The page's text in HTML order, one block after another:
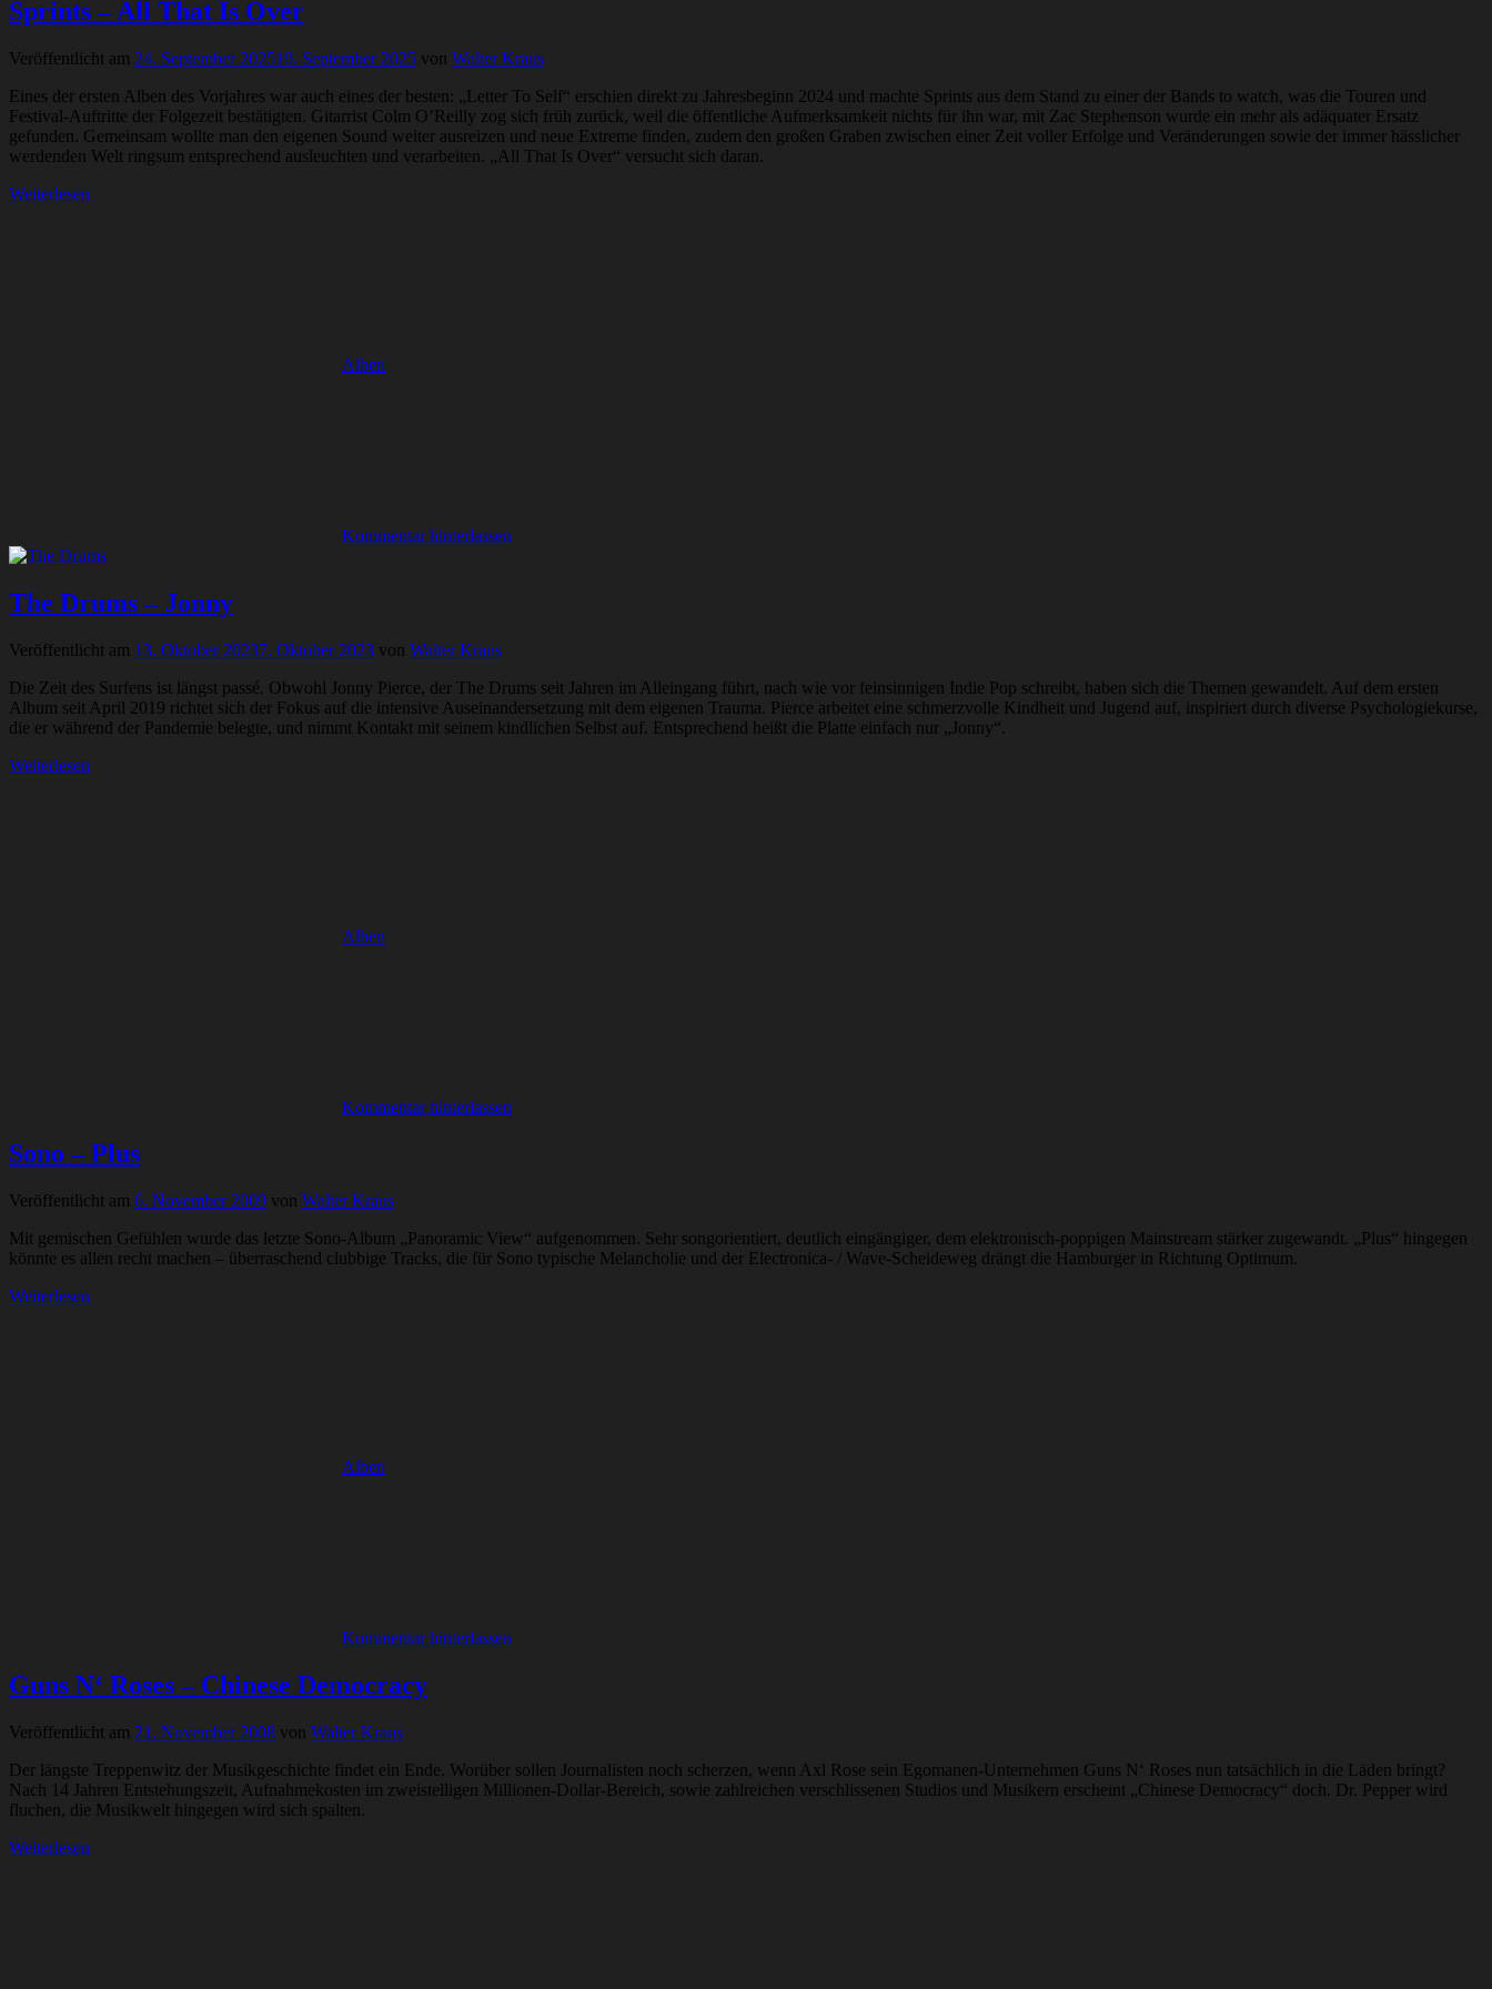
Sprints – All That Is Over
Veröffentlicht am 24. September 202519. September 2025 von Walter Kraus
Eines der ersten Alben des Vorjahres war auch eines der besten: „Letter To Self“ erschien direkt zu Jahresbeginn 2024 und machte Sprints aus dem Stand zu einer der Bands to watch, was die Touren und
Festival-Auftritte der Folgezeit bestätigten. Gitarrist Colm O’Reilly zog sich früh zurück, weil die öffentliche Aufmerksamkeit nichts für ihn war, mit Zac Stephenson wurde ein mehr als adäquater Ersatz
gefunden. Gemeinsam wollte man den eigenen Sound weiter ausreizen und neue Extreme finden, zudem den großen Graben zwischen einer Zeit voller Erfolge und Veränderungen sowie der immer hässlicher
werdenden Welt ringsum entsprechend ausleuchten und verarbeiten. „All That Is Over“ versucht sich daran.
Weiterlesen
Alben
Kommentar hinterlassen
The Drums – Jonny
Veröffentlicht am 13. Oktober 20237. Oktober 2023 von Walter Kraus
Die Zeit des Surfens ist längst passé. Obwohl Jonny Pierce, der The Drums seit Jahren im Alleingang führt, nach wie vor feinsinnigen Indie Pop schreibt, haben sich die Themen gewandelt. Auf dem ersten
Album seit April 2019 richtet sich der Fokus auf die intensive Auseinandersetzung mit dem eigenen Trauma. Pierce arbeitet eine schmerzvolle Kindheit und Jugend auf, inspiriert durch diverse Psychologiekurse,
die er während der Pandemie belegte, und nimmt Kontakt mit seinem kindlichen Selbst auf. Entsprechend heißt die Platte einfach nur „Jonny“.
Weiterlesen
Alben
Kommentar hinterlassen
Sono – Plus
Veröffentlicht am 6. November 2009 von Walter Kraus
Mit gemischen Gefühlen wurde das letzte Sono-Album „Panoramic View“ aufgenommen. Sehr songorientiert, deutlich eingängiger, dem elektronisch-poppigen Mainstream stärker zugewandt. „Plus“ hingegen
könnte es allen recht machen – überraschend clubbige Tracks, die für Sono typische Melancholie und der Electronica- / Wave-Scheideweg drängt die Hamburger in Richtung Optimum.
Weiterlesen
Alben
Kommentar hinterlassen
Guns N‘ Roses – Chinese Democracy
Veröffentlicht am 21. November 2008 von Walter Kraus
Der längste Treppenwitz der Musikgeschichte findet ein Ende. Worüber sollen Journalisten noch scherzen, wenn Axl Rose sein Egomanen-Unternehmen Guns N‘ Roses nun tatsächlich in die Läden bringt?
Nach 14 Jahren Entstehungszeit, Aufnahmekosten im zweistelligen Millionen-Dollar-Bereich, sowie zahlreichen verschlissenen Studios und Musikern erscheint „Chinese Democracy“ doch. Dr. Pepper wird
fluchen, die Musikwelt hingegen wird sich spalten.
Weiterlesen